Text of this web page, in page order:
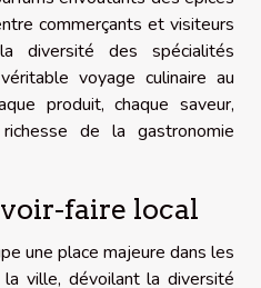
commerçants et visiteurs
diversité des spécialités
voyage culinaire au
produit, chaque saveur,
de la gastronomie
faire local
une place majeure dans les
ville, dévoilant la diversité